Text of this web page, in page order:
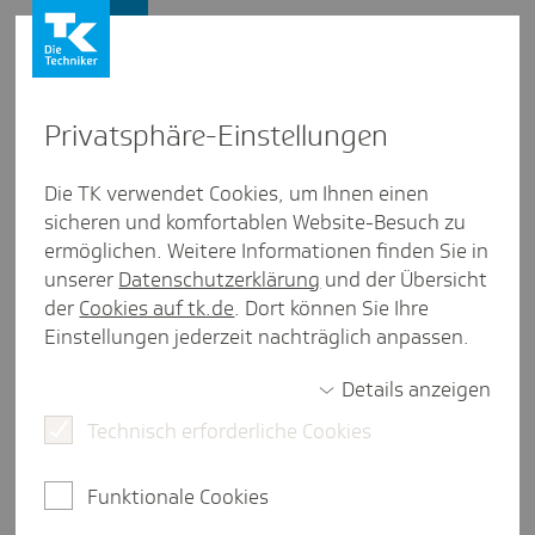
Video
SV-Update kurz&­kom­pakt I
26.02.2026
Play
Privat­sphäre-Einstel­lungen
Die TK verwendet Cookies, um Ihnen einen
sicheren und komfortablen Website-Besuch zu
ermöglichen. Weitere Informationen finden Sie in
unserer Datenschutzerklärung und der Übersicht
der Cookies auf tk.de. Dort können Sie Ihre
Einstellungen jederzeit nachträglich anpassen.
Details anzeigen
Technisch erforderliche Cookies
Funktionale Cookies